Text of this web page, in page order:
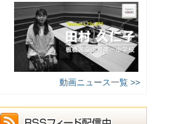
動画ニュース一覧 >>